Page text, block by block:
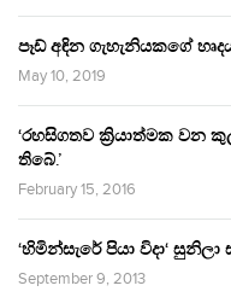
පෑඩ් අඳින ගැහැනියකගේ
May 10, 2019
‘රහසිගතව ක්‍රියාත්මක වන
තිබේ.’
February 15, 2016
‘හිමින්සැරේ පියා විදා‘
September 9, 2013